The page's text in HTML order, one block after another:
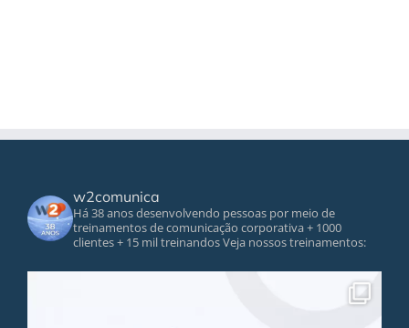
w2comunica
Há 38 anos desenvolvendo pessoas por meio de
treinamentos de comunicação corporativa+ 1000
clientes+ 15 mil treinandosVeja nossos treinamentos: